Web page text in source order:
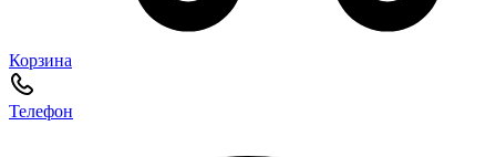
Корзина
Телефон